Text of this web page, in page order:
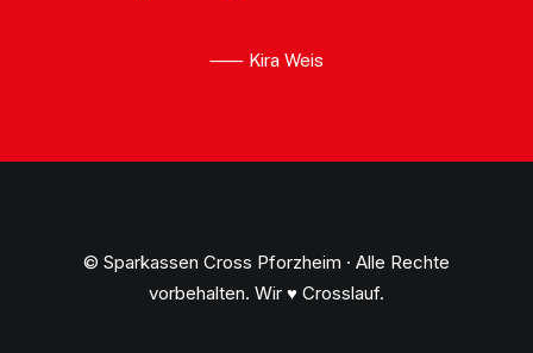
⸺ Kira Weis
© Sparkassen Cross Pforzheim · Alle Rechte
vorbehalten. Wir ♥ Crosslauf.